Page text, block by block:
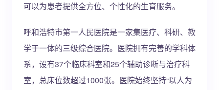
可以为患者提供全方位、个性化的生育服务。
呼和浩特市第一人民医院是一家集医疗、科研、教
学于一体的三级综合医院。医院拥有完善的学科体
系，设有37个临床科室和25个辅助诊断与治疗科
室，总床位数超过1000张。医院始终坚持“以人为